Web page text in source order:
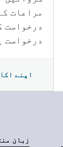
مراعات
درخواست
درخواست
اپنے
زبان